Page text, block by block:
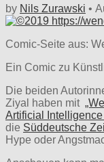
by Nils Zurawski •
Comic-Seite aus:
Ein Comic zu
Die beiden
Ziyal haben mit
Artificial Intelligence
die Süddeutsche
Hype oder